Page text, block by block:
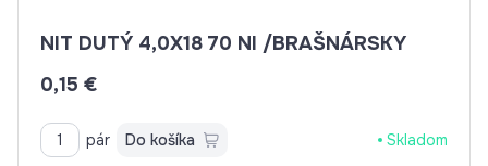
NIT DUTÝ 4,0X18 70 NI /BRAŠNÁRSKY
0,15 €
pár Do košíka Skladom